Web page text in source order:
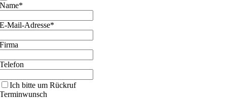
Name*
E-Mail-Adresse*
Firma
Telefon
Your
Website
Ich bitte um Rückruf
Terminwunsch